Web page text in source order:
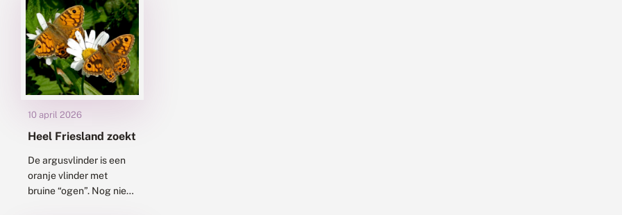
veranderen. Er is veel
onderzoek gedaan...
10 april 2026
Heel Friesland zoekt
De argusvlinder is een
oranje vlinder met
bruine “ogen”. Nog niet